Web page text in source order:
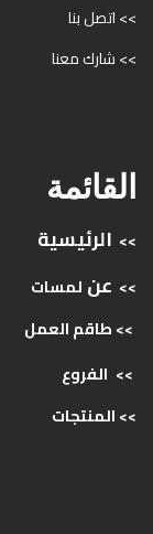
>> اتصل بنا
>> شارك معنا
القائمة
>> الرئيسية
>> عن لمسات
>> طاقمالعمل
>> الفروع
>>المنتجات